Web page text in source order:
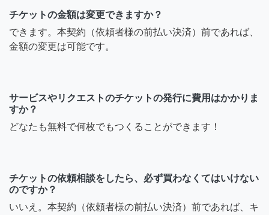
チケットの金額は変更できますか？
できます。本契約（依頼者様の前払い決済）前であれば、
金額の変更は可能です。
サービスやリクエストのチケットの発行に費用はかかりま
すか？
どなたも無料で何枚でもつくることができます！
チケットの依頼相談をしたら、必ず買わなくてはいけない
のですか？
いいえ。本契約（依頼者様の前払い決済）前であれば、キ